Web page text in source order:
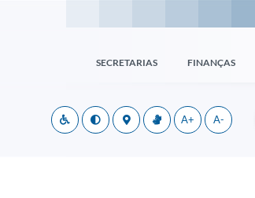
SECRETARIAS FINANÇAS
A+ A-